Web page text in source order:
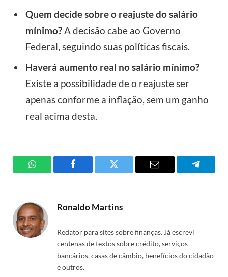
Quem decide sobre o reajuste do salário
mínimo? A decisão cabe ao Governo
Federal, seguindo suas políticas fiscais.
Haverá aumento real no salário mínimo?
Existe a possibilidade de o reajuste ser
apenas conforme a inflação, sem um ganho
real acima desta.
WhatsAppFacebook Twitter Email
Ronaldo Martins
Redator para sites sobre finanças. Já escrevi
centenas de textos sobre crédito, serviços
bancários, casas de câmbio, benefícios do cidadão
e outros.